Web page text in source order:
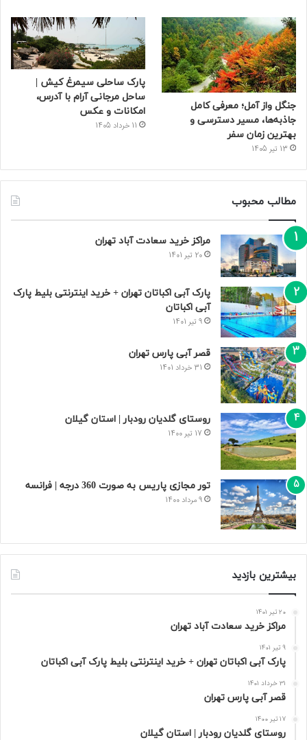
جنگل واز آمل؛ معرفی کامل
جاذبه‌ها، مسیر دسترسی و
بهترین زمان سفر
13 تیر 1405
پارک ساحلی سیمرغ کیش |
ساحل مرجانی آرام با آدرس،
امکانات و عکس
11 خرداد 1405
مطالب محبوب
مراکز خرید سعادت‌ آباد تهران
20 تیر 1401
پارک آبی اکباتان تهران + خرید اینترنتی بلیط پارک
آبی اکباتان
9 تیر 1401
قصر آبی پارس تهران
31 خرداد 1401
روستای گلدیان رودبار | استان گیلان
17 تیر 1400
تور مجازی پاریس به صورت 360 درجه | فرانسه
9 مرداد 1400
بیشترین بازدید
20 تیر 1401
مراکز خرید سعادت‌ آباد تهران
9 تیر 1401
پارک آبی اکباتان تهران + خرید اینترنتی بلیط پارک آبی اکباتان
31 خرداد 1401
قصر آبی پارس تهران
17 تیر 1400
روستای گلدیان رودبار | استان گیلان